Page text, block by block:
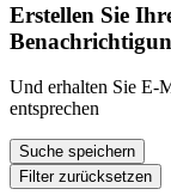
Erstellen Sie
Und erhalten Sie E-
entsprechen
Suche speichern
Filter zurücksetzen